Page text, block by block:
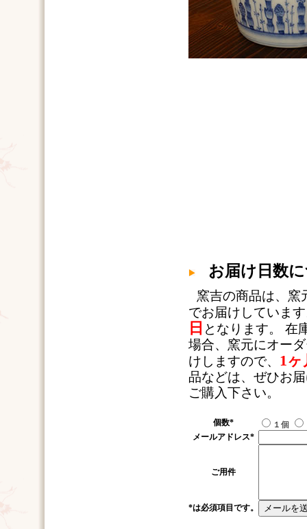
お届け日数
窯吉の商品は、窯
でお届けしていま
日 となります。 在
場合、窯元にオー
けしますので、 1ヶ
品などは、ぜひお
ご購入下さい。
個数* １個
メールアドレス*
ご用件
*は必須項目です。